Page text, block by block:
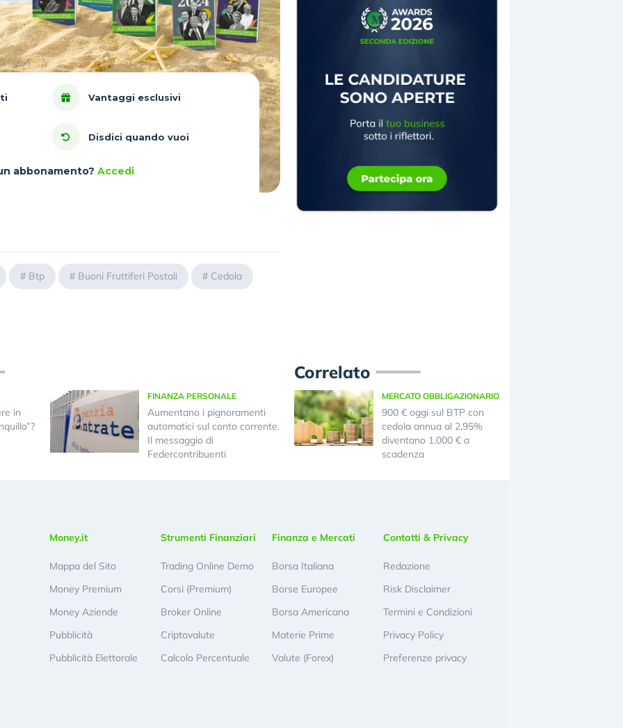
Vantaggi esclusivi
Disdici quando vuoi
abbonamento? Accedi
# Btp # Buoni Fruttiferi Postali # Cedola
in
FINANZA PERSONALE
Aumentano i pignoramenti
automatici sul conto corrente.
Il messaggio di
Federcontribuenti
Correlato
MERCATO OBBLIGAZIONARIO
900 € oggi sul BTP con
cedola annua al 2,95%
diventano 1.000 € a
scadenza
Money.it
Mappa del Sito
Money Premium
Money Aziende
Pubblicità
Pubblicità Elettorale
Strumenti Finanziari
Trading Online Demo
Corsi (Premium)
Broker Online
Criptovalute
Calcolo Percentuale
Finanza e Mercati
Borsa Italiana
Borse Europee
Borsa Americana
Materie Prime
Valute (Forex)
Contatti & Privacy
Redazione
Risk Disclaimer
Termini e Condizioni
Privacy Policy
Preferenze privacy